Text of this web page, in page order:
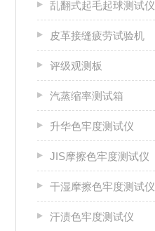
乱翻式起毛起球测试仪
皮革接缝疲劳试验机
评级观测板
汽蒸缩率测试箱
升华色牢度测试仪
JIS摩擦色牢度测试仪
干湿摩擦色牢度测试仪
汗渍色牢度测试仪